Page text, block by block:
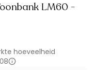
LM60 -
hoeveelheid